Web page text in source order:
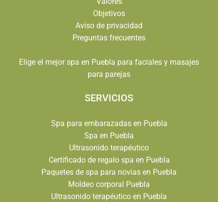
Objetivos
Aviso de privacidad
Preguntas frecuentes
Elige el mejor spa en Puebla para faciales y masajes
para parejas
SERVICIOS
Spa para embarazadas en Puebla
Spa en Puebla
Ultrasonido terapéutico
Certificado de regalo spa en Puebla
Paquetes de spa para novias en Puebla
Moldeo corporal Puebla
Ultrasonido terapéutico en Puebla